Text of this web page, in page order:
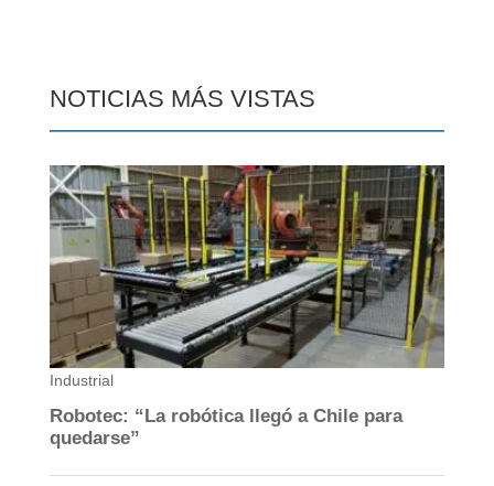
NOTICIAS MÁS VISTAS